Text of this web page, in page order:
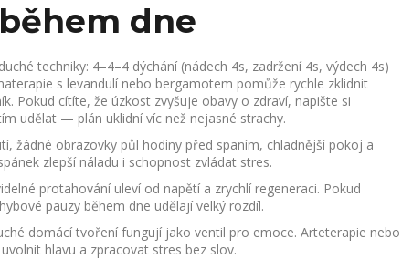
dne
techniky: 4–4–4 dýchání (nádech 4s, zadržení 4s, výdech 4s)
s levandulí nebo bergamotem pomůže rychle zklidnit
Pokud cítíte, že úzkost zvyšuje obavy o zdraví, napište si
udělat — plán uklidní víc než nejasné strachy.
žádné obrazovky půl hodiny před spaním, chladnější pokoj a
zlepší náladu i schopnost zvládat stres.
protahování uleví od napětí a zrychlí regeneraci. Pokud
pauzy během dne udělají velký rozdíl.
domácí tvoření fungují jako ventil pro emoce. Arteterapie nebo
hlavu a zpracovat stres bez slov.